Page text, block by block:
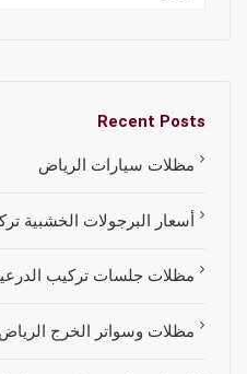
Recent Posts
مظلات سيارات الرياض
أسعار البرجولات الخشبية
مظلات جلسات تركيب
مظلات وسواتر الخرج الرياض 0531997663